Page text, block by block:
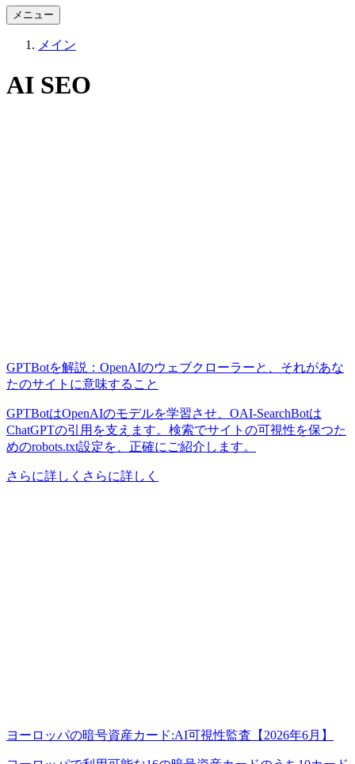
メニュー
メイン
AI SEO
GPTBotを解説：OpenAIのウェブクローラーと、それがあな
たのサイトに意味すること
GPTBotはOpenAIのモデルを学習させ、OAI-SearchBotは
ChatGPTの引用を支えます。検索でサイトの可視性を保つた
めのrobots.txt設定を、正確にご紹介します。
さらに詳しくさらに詳しく
ヨーロッパの暗号資産カード:AI可視性監査【2026年6月】